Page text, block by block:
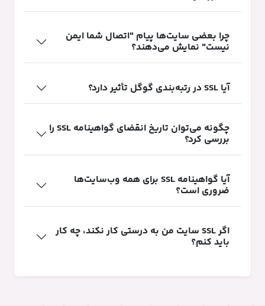
چرا بعضی سایت‌ها پیام "اتصال شما ایمن
نیست" نمایش می‌دهند؟
آیا SSL در رتبه‌بندی گوگل تأثیر دارد؟
چگونه می‌توان تاریخ انقضای گواهینامه SSL را
بررسی کرد؟
آیا گواهینامه SSL برای همه وب‌سایت‌ها
ضروری است؟
اگر SSL سایت من به درستی کار نکند، چه کار
باید کنم؟